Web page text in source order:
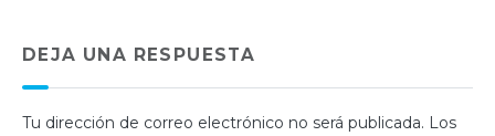
DEJA UNA RESPUESTA
Tu dirección de correo electrónico no será publicada. Los